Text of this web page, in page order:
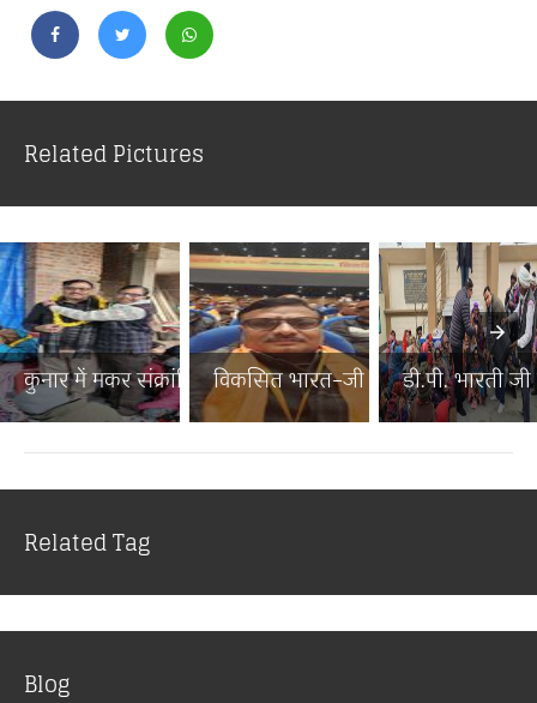
Related Pictures
कुनार में मकर संक्रांति पर...विकसित भारत–जी राम जी जनज...
डी.पी. भारती
Related Tag
Blog